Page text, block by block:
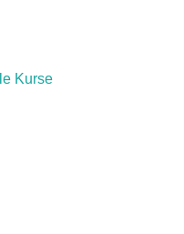
Kurse